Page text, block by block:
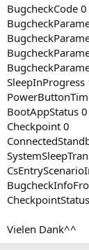
BugcheckCode 0
SleepInProgress
BootAppStatus 0
Checkpoint 0
Vielen Dank^^